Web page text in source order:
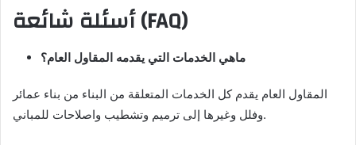
أسئلة شائعة (FAQ)
ماهي الخدمات التي يقدمه المقاول العام؟
المقاول العام يقدم كل الخدمات المتعلقة من البناء من بناء عمائر
وفلل وغيرها إلى ترميم وتشطيب واصلاحات للمباني.